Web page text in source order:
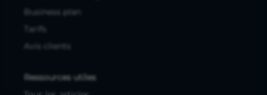
Business plan
Tarifs
Avis clients
Ressources utiles